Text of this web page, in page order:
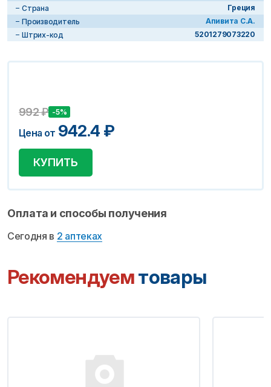
Страна
Греция
Производитель
Апивита С.А.
Штрих-код
5201279073220
992₽ -5%
Цена от 942.4 ₽
КУПИТЬ
Оплата и способы получения
Сегодня в 2 аптеках
Рекомендуемтовары